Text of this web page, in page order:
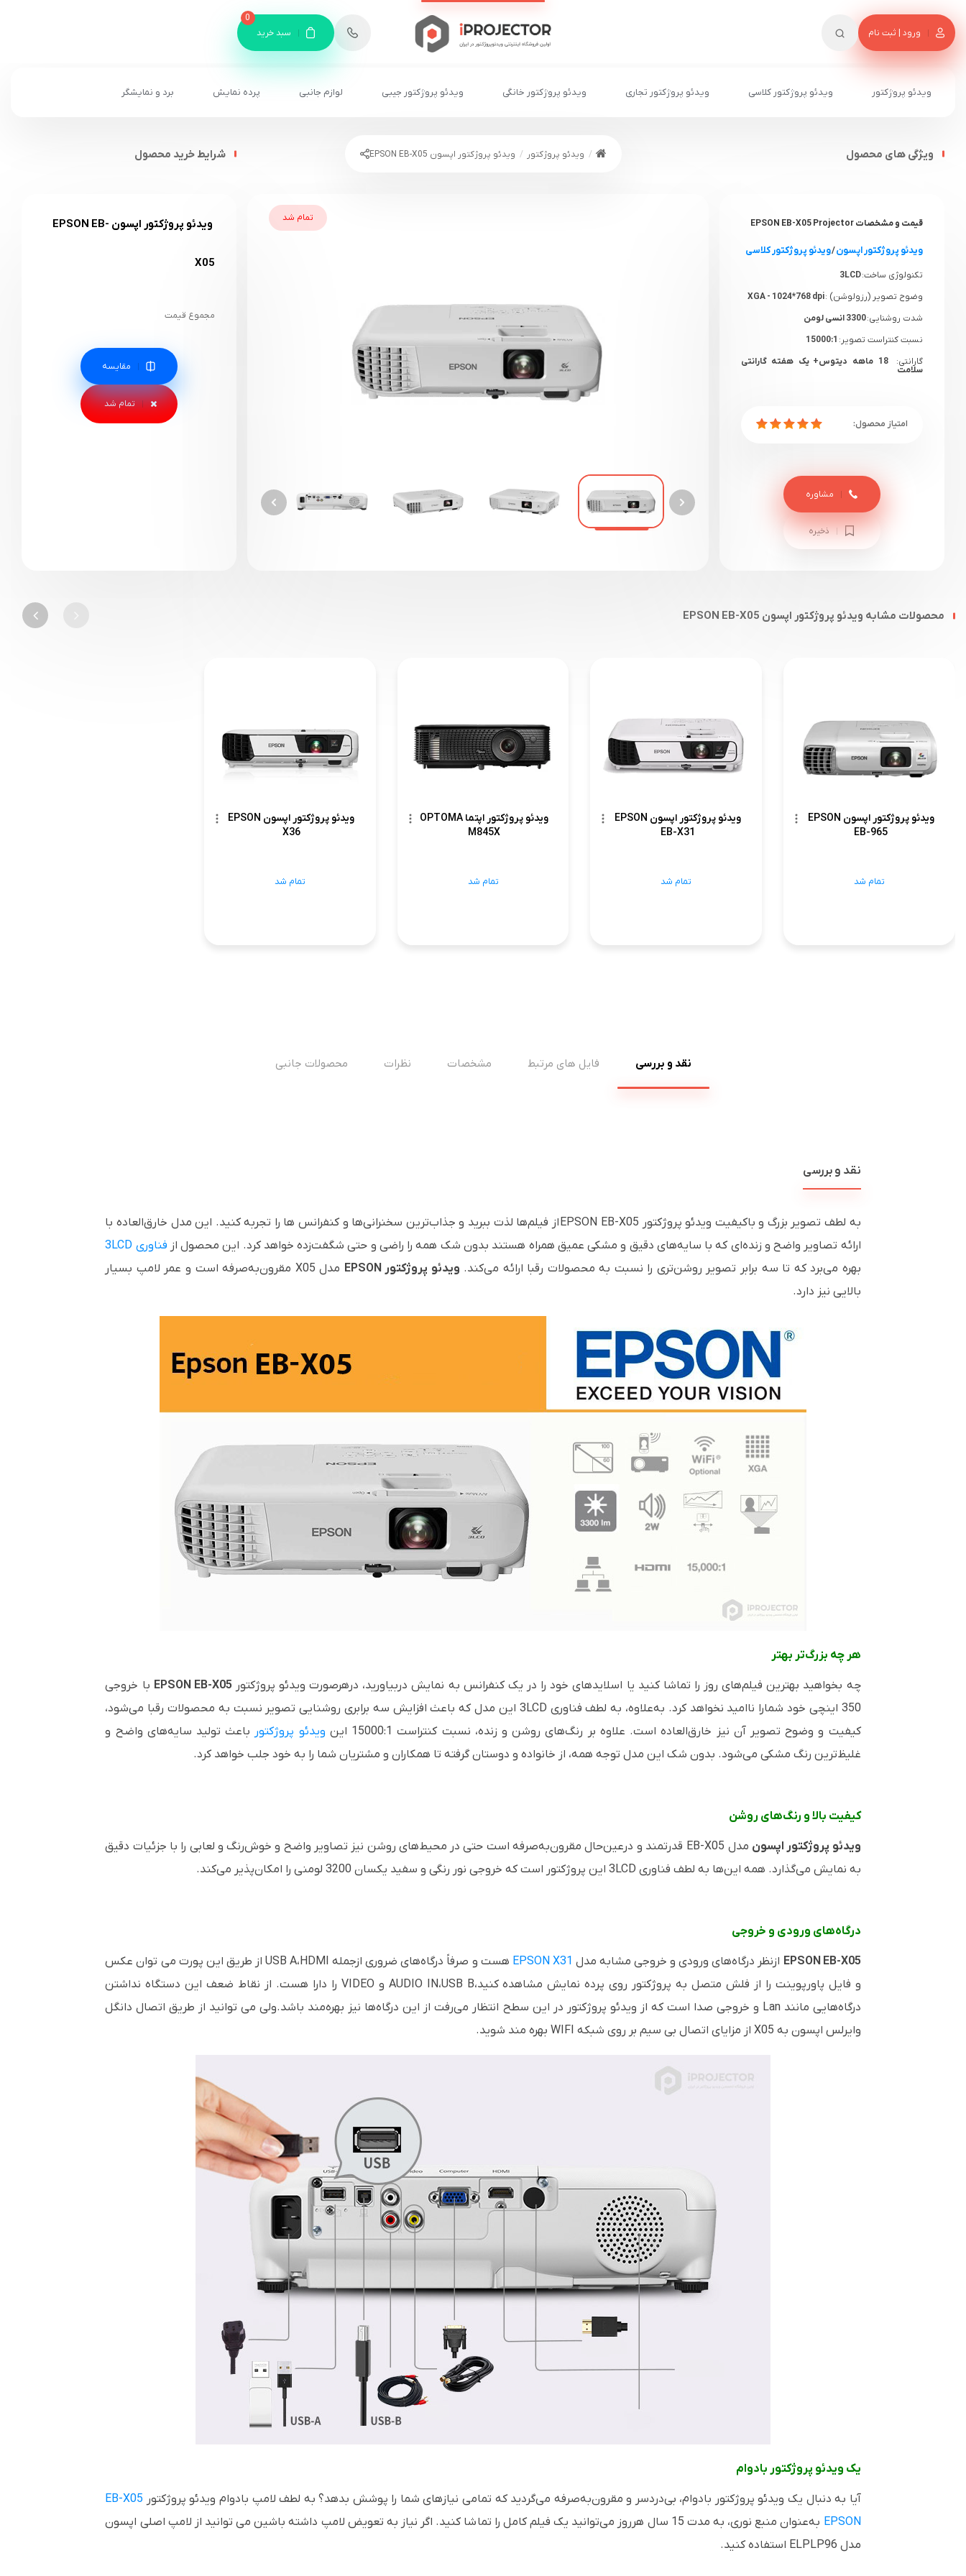
ورود | ثبت نام
8
سبد خرید
0
ویدئو پروژکتور ویدئو پروژکتور کلاسی ویدئو پروژکتور تجاری ویدئو پروژکتور خانگی ویدئو پروژکتور جیبی لوازم جانبی پرده نمایش برد و نمایشگر
ویدئو پروژکتور ویدئو پروژکتور اپسون EPSON EB-X05
تمام شد
شرایط خرید محصول
ویدئو پروژکتور اپسون EPSON EB-
X05
مجموع قیمت
مقایسه
ویژگی های محصول
قیمت و مشخصات EPSON EB-X05 Projector
ویدئو پروژکتور اپسون/ویدئو پروژکتور کلاسی
تکنولوژی ساخت:3LCD
وضوح تصویر (رزولوشن) :
شدت روشنایی:3300 انسی لومن
نسبت کنتراست تصویر:
گارانتی:
18 ماهه دیتوس+ یک هفته گارانتی
سلامت
ذخیره
مشاوره
محصولات مشابه ویدئو پروژکتور اپسون EPSON EB-X05
ویدئو پروژکتور اپسون EPSON
EB-965
تمام شد
ویدئو پروژکتور اپسون EPSON
EB-X31
تمام شد
ویدئو پروژکتور اپتما OPTOMA
M845X
تمام شد
ویدئو پروژکتور اپسون EPSON
X36
تمام شد
نقد و بررسی فایل های مرتبط مشخصات نظرات محصولات جانبی
نقد و بررسی
به لطف تصویر بزرگ و باکیفیت ویدئو پروژکتور EB-X05
EPSONاز فیلم‌ها لذت ببرید و جذاب‌ترین سخنرانی‌ها و کنفرانس ها را تجربه کنید. این مدل خارق‌العاده با
ارائه تصاویر واضح و زنده‌ای که با سایه‌های دقیق و مشکی عمیق همراه هستند بدون شک همه را راضی و حتی شگفت‌زده خواهد کرد. این محصول از فناوری 3LCD
بهره می‌برد که تا سه برابر تصویر روشن‌تری را نسبت به محصولات رقبا ارائه می‌کند. ویدئو پروژکتورEPSON
مدل X05 مقرون‌به‌صرفه است و عمر لامپ بسیار
بالایی نیز دارد.
هر چه بزرگ‌تر بهتر
چه بخواهید بهترین فیلم‌های روز را تماشا کنید یا اسلایدهای خود را در یک کنفرانس به نمایش دربیاورید، درهرصورت ویدئو پروژکتور EB-X05
EPSON با خروجی
350 اینچی خود شمارا ناامید نخواهد کرد. به‌علاوه، به لطف فناوری
3LCD این مدل که باعث افزایش سه برابری روشنایی تصویر نسبت به محصولات رقبا می‌شود،
کیفیت و وضوح تصویر آن نیز خارق‌العاده است. علاوه بر رنگ‌های روشن و زنده، نسبت کنتراست 15000:1 این
ویدئو پروژکتور باعث تولید سایه‌های واضح و
غلیظ‌ترین رنگ مشکی می‌شود. بدون شک این مدل توجه همه، از خانواده و دوستان گرفته تا همکاران و مشتریان شما را به خود جلب خواهد کرد.
کیفیت بالا و رنگ‌های روشن
ویدئو پروژکتور اپسون مدل EB-X05 قدرتمند و درعین‌حال مقرون‌به‌صرفه است حتی در محیط‌های روشن نیز تصاویر واضح و خوش‌رنگ و لعابی را با جزئیات دقیق
به نمایش می‌گذارد. همه این‌ها به لطف فناوری 3LCD این پروژکتور است که خروجی نور رنگی و سفید یکسان 3200 لومنی را امکان‌پذیر می‌کند.
درگاه‌های ورودی و خروجی
EPSON EB-X05 ازنظر درگاه‌های ورودی و خروجی مشابه مدل EPSON X31 هست و صرفاً درگاه‌های ضروری ازجمله HDMI،USB Aاز طریق این پورت می توان عکس
و فایل پاورپوینت را از فلش متصل به پروژکتور روی پرده نمایش مشاهده کنید،USB B،AUDIO IN و VIDEO را دارا هست. از نقاط ضعف این دستگاه نداشتن
درگاه‌هایی مانندLan و خروجی صدا است که از ویدئو پروژکتور در این سطح انتظار می‌رفت از این درگاه‌ها نیز بهره‌مند باشد.ولی می توانید از طریق اتصال دانگل
وایرلس اپسون به X05 از مزایای اتصال بی سیم بر روی شبکه WIFI بهره مند شوید.
یک ویدئو پروژکتور بادوام
آیا به دنبال یک ویدئو پروژکتور بادوام، بی‌دردسر و مقرون‌به‌صرفه می‌گردید که تمامی نیازهای شما را پوشش بدهد؟ به لطف لامپ بادوام ویدئو پروژکتور EB-X05
EPSON
به‌عنوان منبع نوری، به مدت 15 سال هرروز می‌توانید یک فیلم کامل را تماشا کنید. اگر نیاز به تعویض لامپ داشته باشین می توانید از لامپ اصلی اپسون
مدل ELPLP96 استفاده کنید.